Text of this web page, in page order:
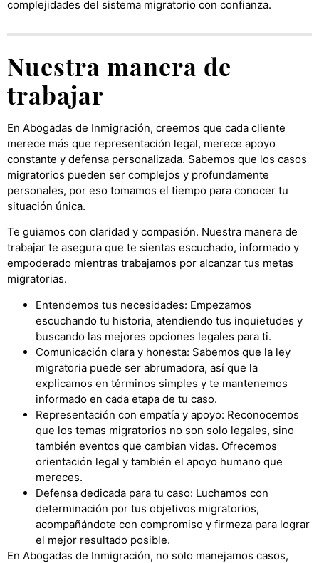
complejidades del sistema migratorio con confianza.
Nuestra manera de
trabajar
En Abogadas de Inmigración, creemos que cada cliente
merece más que representación legal, merece apoyo
constante y defensa personalizada. Sabemos que los casos
migratorios pueden ser complejos y profundamente
personales, por eso tomamos el tiempo para conocer tu
situación única.
Te guiamos con claridad y compasión. Nuestra manera de
trabajar te asegura que te sientas escuchado, informado y
empoderado mientras trabajamos por alcanzar tus metas
migratorias.
Entendemos tus necesidades: Empezamos
escuchando tu historia, atendiendo tus inquietudes y
buscando las mejores opciones legales para ti.
Comunicación clara y honesta: Sabemos que la ley
migratoria puede ser abrumadora, así que la
explicamos en términos simples y te mantenemos
informado en cada etapa de tu caso.
Representación con empatía y apoyo: Reconocemos
que los temas migratorios no son solo legales, sino
también eventos que cambian vidas. Ofrecemos
orientación legal y también el apoyo humano que
mereces.
Defensa dedicada para tu caso: Luchamos con
determinación por tus objetivos migratorios,
acompañándote con compromiso y firmeza para lograr
el mejor resultado posible.
En Abogadas de Inmigración, no solo manejamos casos,